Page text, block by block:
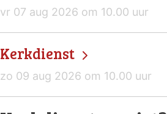
vr 07 aug 2026 om 10.00 uur
Kerkdienst
zo 09 aug 2026 om 10.00 uur